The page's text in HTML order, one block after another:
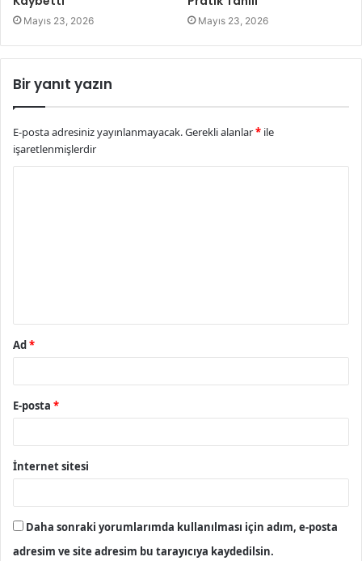
Mayıs 23, 2026 Mayıs 23, 2026
Bir yanıt yazın
E-posta adresiniz yayınlanmayacak.Gerekli alanlar* ile
işaretlenmişlerdir
Ad *
E-posta *
İnternet sitesi
Daha sonraki yorumlarımda kullanılması için adım, e-posta
adresim ve site adresim bu tarayıcıya kaydedilsin.